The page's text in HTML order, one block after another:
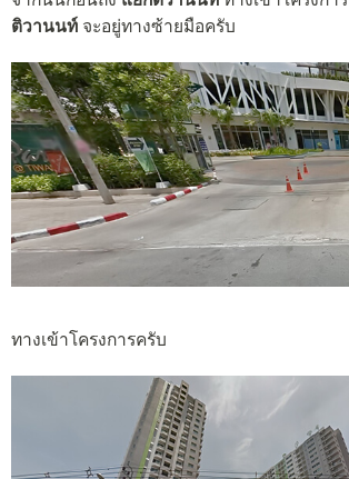
ติวานนท์ จะอยู่ทางซ้ายมือครับ
ทางเข้าโครงการครับ